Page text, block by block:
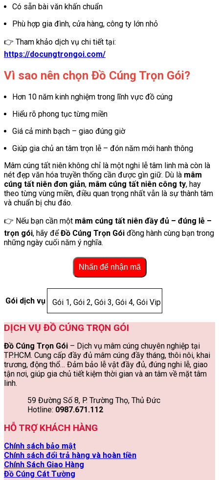
Có sẵn bài văn khấn chuẩn
Phù hợp gia đình, cửa hàng, công ty lớn nhỏ
👉 Tham khảo dịch vụ chi tiết tại:
https://docungtrongoi.com/
Vì sao nên chọn Đồ Cúng Trọn Gói?
Hơn 10 năm kinh nghiệm trong lĩnh vực đồ cúng
Hiểu rõ phong tục từng miền
Giá cả minh bạch – giao đúng giờ
Giúp gia chủ an tâm trọn lễ – đón năm mới hanh thông
Mâm cúng tất niên không chỉ là một nghi lễ tâm linh mà còn là
nét đẹp văn hóa truyền thống cần được gìn giữ. Dù là mâm
cúng tất niên đơn giản, mâm cúng tất niên công ty, hay
theo từng vùng miền, điều quan trọng nhất vẫn là sự thành tâm
và chuẩn bị chu đáo.
👉 Nếu bạn cần một mâm cúng tất niên đầy đủ – đúng lễ –
trọn gói, hãy đểĐồ Cúng Trọn Gói đồng hành cùng bạn trong
những ngày cuối năm ý nghĩa.
Nhấn để nhận mã
Gói dịch vụ Gói 1, Gói 2, Gói 3, Gói 4, Gói Vip
DỊCH VỤ ĐỒ CÚNG TRỌN GÓI
Đồ Cúng Trọn Gói – Dịch vụ mâm cúng chuyên nghiệp tại
TP.HCM. Cung cấp đầy đủ mâm cúng đầy tháng, thôi nôi, khai
trương, động thổ… Đảm bảo lễ vật đầy đủ, đúng nghi lễ, giao
tận nơi, giúp gia chủ tiết kiệm thời gian và an tâm về mặt tâm
linh.
59 Đường Số 8, P. Trường Thọ, Thủ Đức
Hotline: 0987.671.112
HỖ TRỢ KHÁCH HÀNG
Chính sách bảo mật
Chính sách đổi trả hàng và hoàn tiền
Chính Sách Giao Hàng
Đồ Cúng Cát Tường